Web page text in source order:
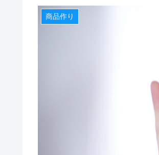
商品作り